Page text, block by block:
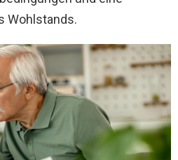
Wohlstands.